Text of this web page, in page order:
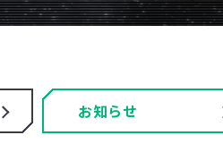
お知らせ